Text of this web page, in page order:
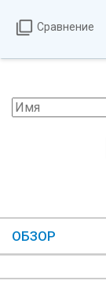
Сравнение
ОБЗОР